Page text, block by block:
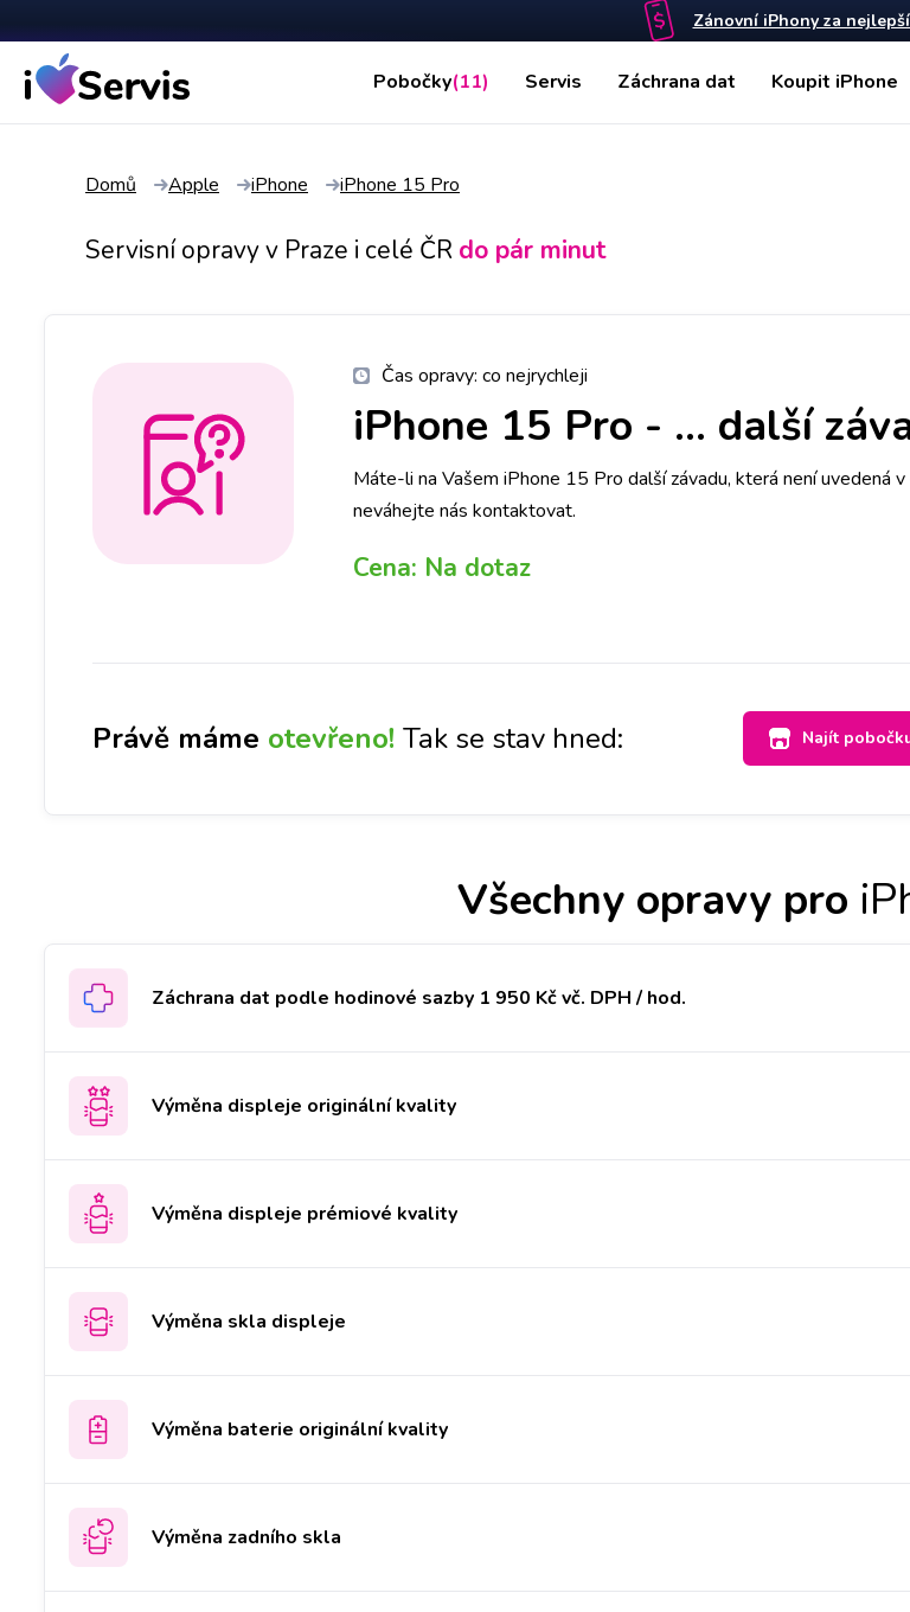
Zánovní iPhony za
Pobočky(11) Servis Záchrana dat Koupit iPhone
Domů Apple iPhone iPhone 15 Pro
Servisní opravy v Praze i celé ČR do pár minut
Čas opravy: co nejrychleji
iPhone 15 Pro - ... další
Máte-li na Vašem iPhone 15 Pro další závadu, která není uvedená v
neváhejte nás kontaktovat.
Cena: Na dotaz
Právě máme otevřeno! Tak se stav hned: Najít
Všechny opravy pro
Záchrana dat podle hodinové sazby 1 950 Kč vč. DPH / hod.
Výměna displeje originální kvality
Výměna displeje prémiové kvality
Výměna skla displeje
Výměna baterie originální kvality
Výměna zadního skla